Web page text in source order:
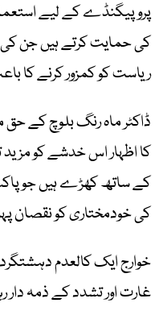
پروپیگنڈے کے لیے
کی حمایت کرتے ہیں جن کی
ریاست کو کمزور کرنے کا
ڈاکٹر ماہ رنگ بلوچ کے
کا اظہار اس خدشے کو
کے ساتھ کھڑے ہیں جو
کی خودمختاری کو نقصان
خوارج ایک کالعدم
غارت اور تشدد کے ذمہ دار